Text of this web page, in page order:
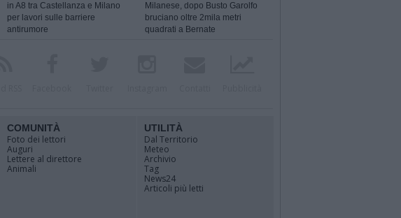
in A8 tra Castellanza e Milano
per lavori sulle barriere
antirumore
Milanese, dopo Busto Garolfo
bruciano oltre 2mila metri
quadrati a Bernate
COMUNITÀ
Foto dei lettori
Auguri
Lettere al direttore
Animali
UTILITÀ
Dal Territorio
Meteo
Archivio
Tag
News24
Articoli più letti